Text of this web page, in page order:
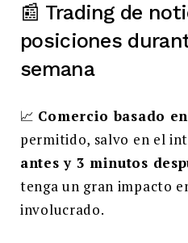
📰 Trading de
posiciones
semana
📈 Comercio basado
permitido, salvo en el
antes y 3 minutos
tenga un gran impacto
involucrado.